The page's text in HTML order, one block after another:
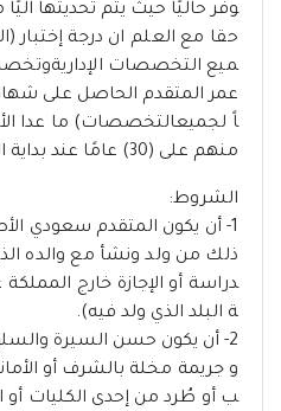
وفر حاليًا حيث يتم تحديثها
حقا مع العلم ان درجة إختبار
ميع التخصصات
اً لجميعالتخصصات) ما عدا
منهم على (30) عامًا عند بداية العام الدراسي.
الشروط:
1- أن يكون المتقدم سعودي
ذلك من ولد ونشأ مع والده
دراسة أو الإجازة خارج
ة البلد الذي ولد فيه).
2- أن يكون حسن السيرة
و جريمة مخلة بالشرف أو
ب أو طُرد من إحدى الكليات أو